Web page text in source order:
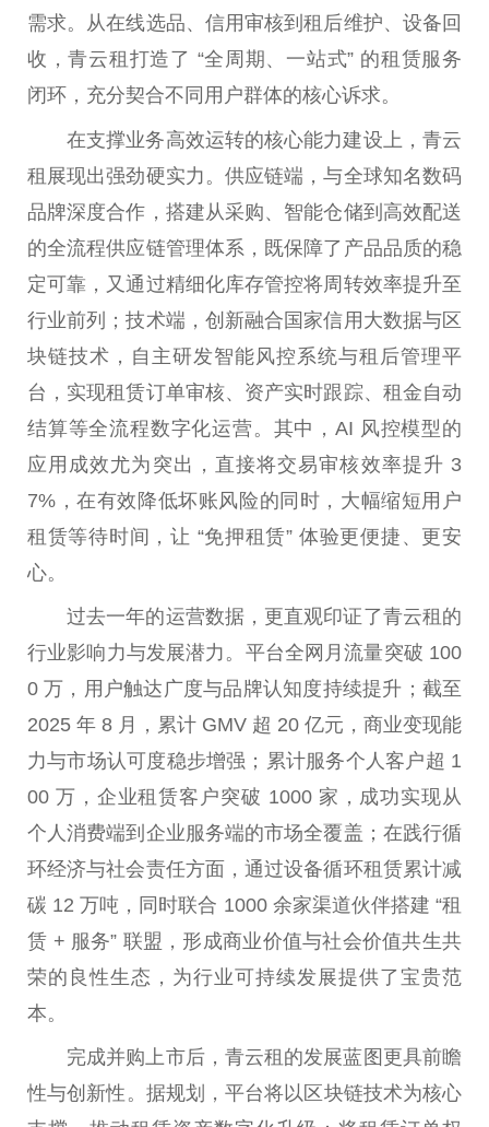
需求。从在线选品、信用审核到租后维护、设备回
收，青云租打造了 “全周期、一站式” 的租赁服务
闭环，充分契合不同用户群体的核心诉求。
在支撑业务高效运转的核心能力建设上，青云
租展现出强劲硬实力。供应链端，与全球知名数码
品牌深度合作，搭建从采购、智能仓储到高效配送
的全流程供应链管理体系，既保障了产品品质的稳
定可靠，又通过精细化库存管控将周转效率提升至
行业前列；技术端，创新融合国家信用大数据与区
块链技术，自主研发智能风控系统与租后管理平
台 ，实现租赁订单审核、资产实时跟踪、租金自动
结算等全流程数字化运营。其中，AI 风控模型的
应用成效尤为突出，直接将交易审核效率提升 3
7%，在有效降低坏账风险的同时，大幅缩短用户
租赁等待时间，让 “免押租赁” 体验更便捷、更安
心。
过去一年的运营数据，更直观印证了青云租的
行业影响力与发展潜力。 平台全网月流量突破 100
0 万，用户触达广度与品牌认知度持续提升；截至
2025 年 8 月，累计 GMV 超 20 亿元，商业变现能
力与市场认可度稳步增强；累计服务个人客户超 1
00 万，企业租赁客户突破 1000 家，成功实现从
个人消费端到企业服务端的市场全覆盖；在践行循
环经济与社会责任方面，通过设备循环租赁累计减
碳 12 万吨，同时联合 1000 余家渠道伙伴搭建 “租
赁 + 服务” 联盟，形成商业价值与社会价值共生共
荣的良性生态，为行业可持续发展提供了宝贵范
本。
完成并购上市后，青云租的发展蓝图更具前瞻
性与创新性 。据规划， 平台将以 区块链技术为核心